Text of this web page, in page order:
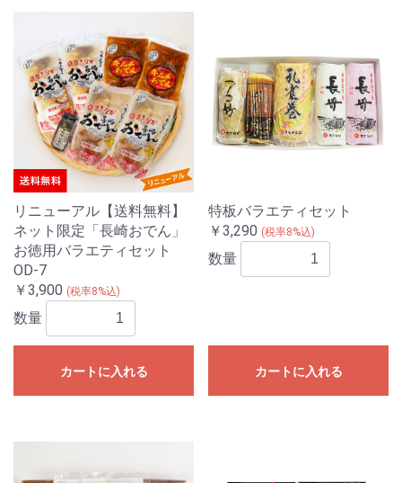
リニューアル【送料無料】
ネット限定「長崎おでん」
お徳用バラエティセット
OD-7
￥3,900 (税率8%込)
数量
カートに入れる
特板バラエティセット
￥3,290 (税率8%込)
数量
カートに入れる